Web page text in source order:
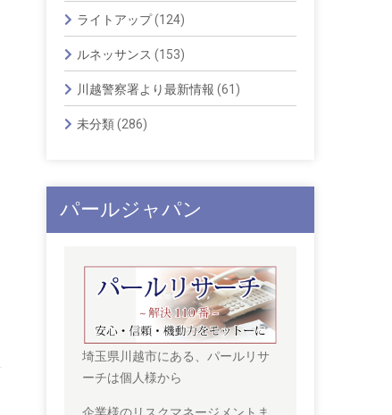
ライトアップ(124)
ルネッサンス (153)
川越警察署より最新情報 (61)
未分類(286)
パールジャパン
埼玉県川越市にある、パールリサ
ーチは個人様から